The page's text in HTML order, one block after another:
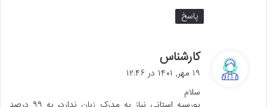
پاسخ
کارشناس
ف
۱۹ مهر, ۱۴۰۱ در ۱۲:۴۶
سلام